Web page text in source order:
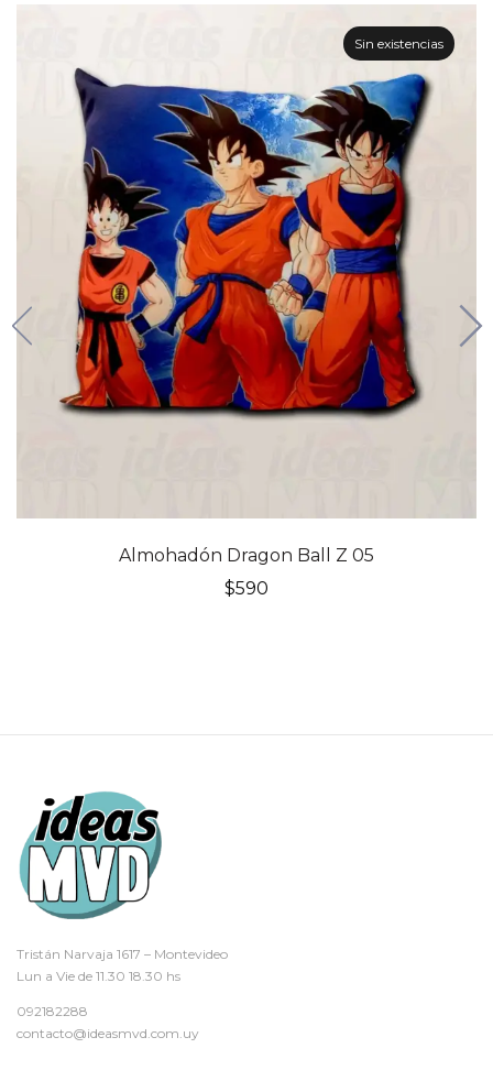
Sin existencias
Almohadón Dragon Ball Z 05
$590
Tristán Narvaja 1617 – Montevideo
Lun a Vie de 11.30 18.30 hs
092182288
contacto@ideasmvd.com.uy